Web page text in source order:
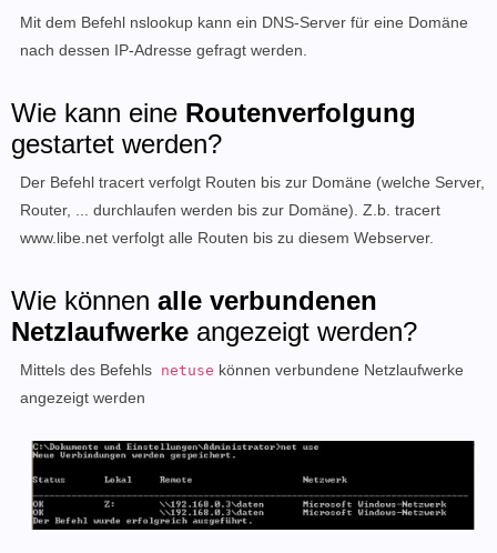
Mit dem Befehl nslookup kann ein DNS-Server für eine Domäne
nach dessen IP-Adresse gefragt werden.
Wie kann eine Routenverfolgung
gestartet werden?
Der Befehl tracert verfolgt Routen bis zur Domäne (welche Server,
Router, ... durchlaufen werden bis zur Domäne). Z.b. tracert
www.libe.net verfolgt alle Routen bis zu diesem Webserver.
Wie können alle verbundenen
Netzlaufwerke angezeigt werden?
Mittels des Befehls netuse können verbundene Netzlaufwerke
angezeigt werden